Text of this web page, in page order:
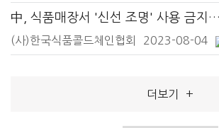
中, 식품매장서 '신선 조명' 사용 금지
(사)한국식품콜드체인협회 2023-08-04
더보기 +